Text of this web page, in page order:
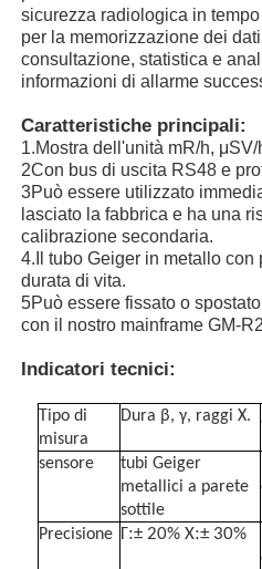
Chi siamo
Fatory Tour
Controllo di qualità
Contattaci
I casi dimostrano
Richiedere un preventivo
Rilevatore di radiazioni
sicurezza radiologica in
per la memorizzazione dei
consultazione, statistica e
informazioni di allarme
Caratteristiche principali:
1.Mostra dell'unità mR/h, μSV/
2Con bus di uscita RS48 e
3Può essere utilizzato
lasciato la fabbrica e ha una
calibrazione secondaria.
4.Il tubo Geiger in metallo con
durata di vita.
5Può essere fissato o
con il nostro mainframe GM-
Indicatori tecnici:
Tipo di
misura
Dura β, γ, raggi X.
sensore
tubi Geiger
metallici a parete
sottile
Precisione Γ:± 20% X:± 30%